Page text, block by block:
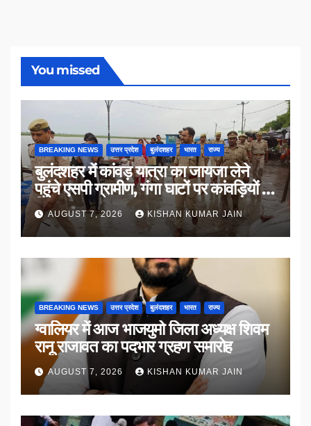
You missed
BREAKING NEWS उत्तर प्रदेश बुलंदशहर भारत राज्य
बुलंदशहर में कांवड़ यात्रा का जायजा लेने
पहुंचे एसपी ग्रामीण, गंगा घाटों पर कांवड़ियों से
किया संवाद
AUGUST 7, 2026 KISHAN KUMAR JAIN
BREAKING NEWS उत्तर प्रदेश बुलंदशहर भारत राज्य
ग्वालियर में आज भाजयुमो जिला अध्यक्ष शिवम
रानू राजावत का पदभार ग्रहण समारोह
AUGUST 7, 2026 KISHAN KUMAR JAIN